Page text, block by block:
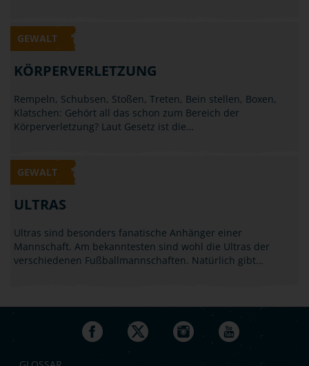
GEWALT
KÖRPERVERLETZUNG
Rempeln, Schubsen, Stoßen, Treten, Bein stellen, Boxen,
Klatschen: Gehört all das schon zum Bereich der
Körperverletzung? Laut Gesetz ist die…
GEWALT
ULTRAS
Ultras sind besonders fanatische Anhänger einer
Mannschaft. Am bekanntesten sind wohl die Ultras der
verschiedenen Fußballmannschaften. Natürlich gibt…